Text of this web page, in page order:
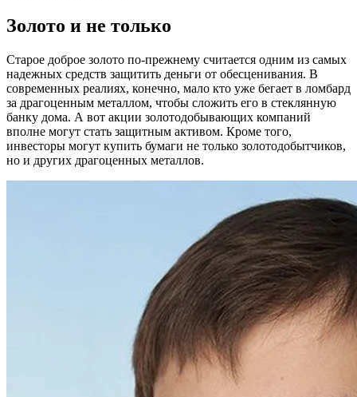
Золото и не только
Старое доброе золото по-прежнему считается одним из самых
надежных средств защитить деньги от обесценивания. В
современных реалиях, конечно, мало кто уже бегает в ломбард
за драгоценным металлом, чтобы сложить его в стеклянную
банку дома. А вот акции золотодобывающих компаний
вполне могут стать защитным активом. Кроме того,
инвесторы могут купить бумаги не только золотодобытчиков,
но и других драгоценных металлов.